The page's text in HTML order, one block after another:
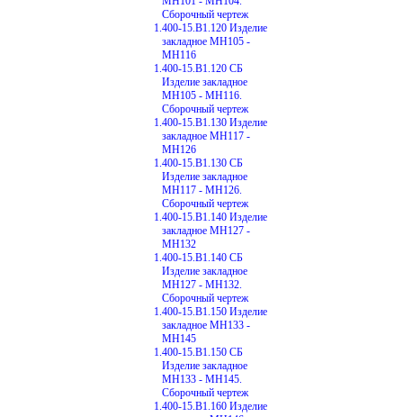
Сборочный чертеж
1.400-15.В1.120 Изделие
закладное МН105 -
МН116
1.400-15.В1.120 СБ
Изделие закладное
МН105 - МН116.
Сборочный чертеж
1.400-15.В1.130 Изделие
закладное МН117 -
МН126
1.400-15.В1.130 СБ
Изделие закладное
МН117 - МН126.
Сборочный чертеж
1.400-15.В1.140 Изделие
закладное МН127 -
МН132
1.400-15.В1.140 СБ
Изделие закладное
МН127 - МН132.
Сборочный чертеж
1.400-15.В1.150 Изделие
закладное МН133 -
МН145
1.400-15.В1.150 СБ
Изделие закладное
МН133 - МН145.
Сборочный чертеж
1.400-15.В1.160 Изделие